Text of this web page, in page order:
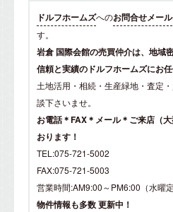
ドルフホームズへのお問合せメール
す。
岩倉 国際会館の売買仲介は、地域
信頼と実績のドルフホームズにお任
土地活用・相続・生産緑地・査定
談下さいませ。
お電話＊FAX＊メール＊ご来店（
おります！
TEL:075-721-5002
FAX:075-721-5003
営業時間:AM9:00～PM6:00（水曜定
物件情報も多数 更新中！